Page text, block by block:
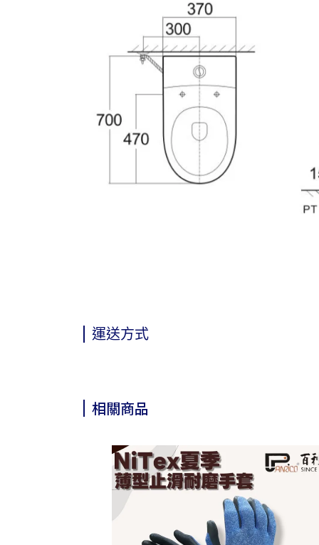
運送方式
相關商品